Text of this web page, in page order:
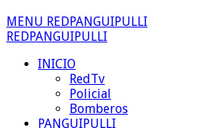
MENU REDPANGUIPULLI
REDPANGUIPULLI
INICIO
RedTv
Policial
Bomberos
PANGUIPULLI